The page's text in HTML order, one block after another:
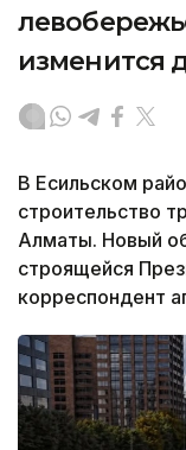
изменится
В Есильском
строительство
Алматы. Новый
строящейся
корреспондент